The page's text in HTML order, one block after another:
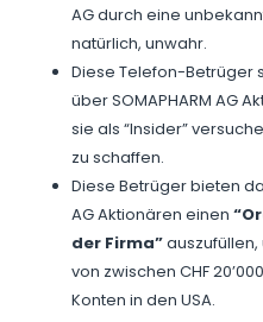
AG durch eine
natürlich, unwahr.
Diese Telefon-Betrüger
über SOMAPHARM AG
sie als “Insider”
zu schaffen.
Diese Betrüger bieten
AG Aktionären einen
der Firma”
von zwischen CHF
Konten in den USA.